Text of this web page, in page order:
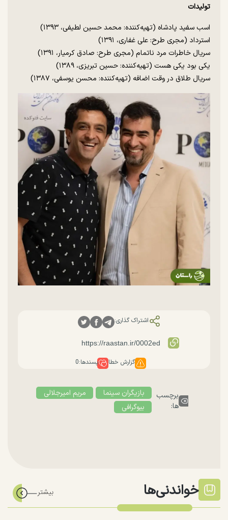
تولیدات
اسب سفید پادشاه (تهیه‌کننده: محمد حسین لطیفی، ۱۳۹۳)
استرداد (مجری طرح: علی غفاری، ۱۳۹۱)
سریال خاطرات مرد ناتمام (مجری طرح: صادق کرمیار، ۱۳۹۱)
یکی بود یکی هست (تهیه‌کننده: حسین تبریزی، ۱۳۸۹)
سریال طلاق در وقت اضافه (تهیه‌کننده: محسن یوسفی، ۱۳۸۷)
اشتراک گذاری:
گزارش خطا پسندها:0
برچسب
ها:
بازیگران سینما
مریم امیرجلالی
بیوگرافی
خواندنی‌ها